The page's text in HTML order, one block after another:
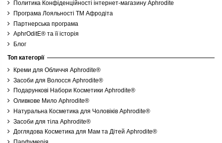
Политика Конфіденційності інтернет-магазину Aphrodite
Програма Лояльності ТМ Афродіта
Партнерська програма
AphrOditE® та її історія
Блог
Топ категорії
Креми для Обличчя Aphrodite®
Засоби для Волосся Aphrodite®
Подарункові Набори Косметики Aphrodite®
Оливкове Мило Aphrodite®
Натуральна Косметика для Чоловіків Aphrodite®
Засоби для тіла Aphrodite®
Доглядова Косметика для Мам та Дітей Aphrodite®